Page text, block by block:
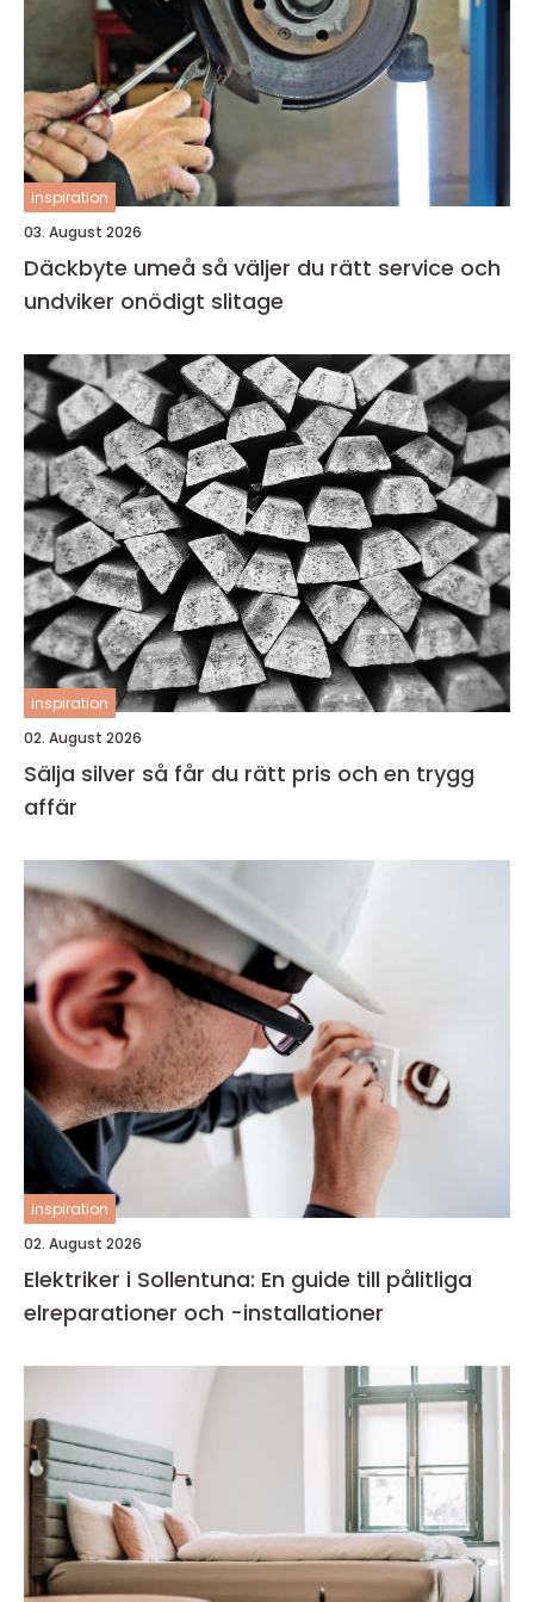
inspiration
03. August 2026
Däckbyte umeå så väljer du rätt service och
undviker onödigt slitage
inspiration
02. August 2026
Sälja silver så får du rätt pris och en trygg
affär
inspiration
02. August 2026
Elektriker i Sollentuna: En guide till pålitliga
elreparationer och -installationer